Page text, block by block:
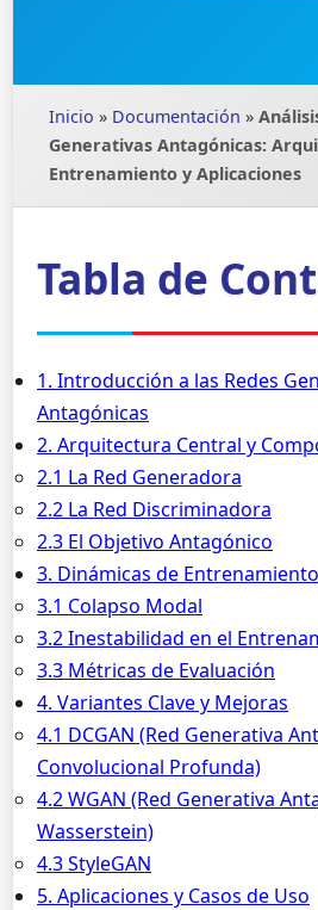
Inicio » Documentación »
Generativas Antagónicas:
Entrenamiento y Aplicaciones
Tabla de
1. Introducción a las Redes
Antagónicas
2. Arquitectura Central y
2.1 La Red Generadora
2.2 La Red Discriminadora
2.3 El Objetivo Antagónico
3. Dinámicas de
3.1 Colapso Modal
3.2 Inestabilidad en el
3.3 Métricas de Evaluación
4. Variantes Clave y Mejoras
4.1 DCGAN (Red Generativa
Convolucional Profunda)
4.2 WGAN (Red Generativa
Wasserstein)
4.3 StyleGAN
5. Aplicaciones y Casos de Uso